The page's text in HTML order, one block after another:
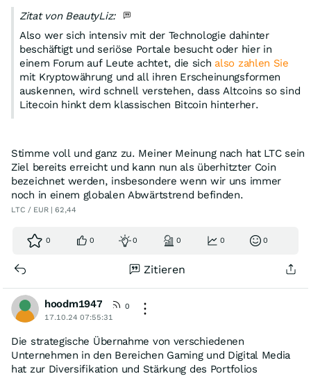
Zitat von BeautyLiz:
Also wer sich intensiv mit der Technologie dahinter
beschäftigt und seriöse Portale besucht oder hier in
einem Forum auf Leute achtet, die sich also zahlen Sie
mit Kryptowährung und all ihren Erscheinungsformen
auskennen, wird schnell verstehen, dass Altcoins so sind
Litecoin hinkt dem klassischen Bitcoin hinterher.
Stimme voll und ganz zu. Meiner Meinung nach hat LTC sein
Ziel bereits erreicht und kann nun als überhitzter Coin
bezeichnet werden, insbesondere wenn wir uns immer
noch in einem globalen Abwärtstrend befinden.
LTC / EUR | 62,44
0 0 0 0 0 0
Zitieren
hoodm1947
0
17.10.24 07:55:31
Die strategische Übernahme von verschiedenen
Unternehmen in den Bereichen Gaming und Digital Media
hat zur Diversifikation und Stärkung des Portfolios